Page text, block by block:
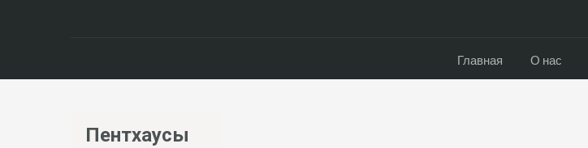
Главная О нас
Пентхаусы